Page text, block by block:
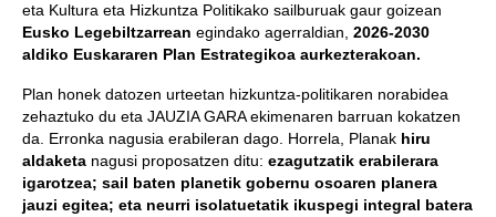
eta Kultura eta Hizkuntza Politikako sailburuak gaur goizean
Eusko Legebiltzarrean egindako agerraldian, 2026-2030
aldiko Euskararen Plan Estrategikoa aurkezterakoan.
Plan honek datozen urteetan hizkuntza-politikaren norabidea
zehaztuko du eta JAUZIA GARA ekimenaren barruan kokatzen
da. Erronka nagusia erabileran dago. Horrela, Planak hiru
aldaketa nagusi proposatzen ditu: ezagutzatik erabilerara
igarotzea; sail baten planetik gobernu osoaren planera
jauzi egitea; eta neurri isolatuetatik ikuspegi integral batera